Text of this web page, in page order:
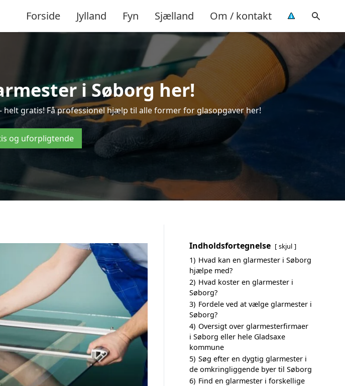
Forside Jylland Fyn Sjælland Om / kontakt
i Søborg her!
gratis! Få professionel hjælp til alle former for glasopgaver her!
og uforpligtende
Indholdsfortegnelse skjul
1) Hvad kan en glarmester i Søborg
hjælpe med?
2) Hvad koster en glarmester i
Søborg?
3) Fordele ved at vælge glarmester i
Søborg?
4) Oversigt over glarmesterfirmaer
i Søborg eller hele Gladsaxe
kommune
5) Søg efter en dygtig glarmester i
de omkringliggende byer til Søborg
6) Find en glarmester i forskellige